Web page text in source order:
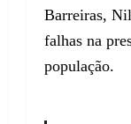
Barreiras,
falhas na
população.